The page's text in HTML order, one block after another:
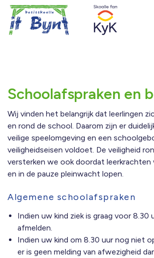
Schoolafspraken en
Wij vinden het belangrijk dat leerlingen
en rond de school. Daarom zijn er
veilige speelomgeving en een
veiligheidseisen voldoet. De veiligheid
versterken we ook doordat
en in de pauze pleinwacht lopen.
Algemene schoolafspraken
Indien uw kind ziek is graag voor
afmelden.
Indien uw kind om 8.30 uur nog niet
er is geen melding van afwezigheid